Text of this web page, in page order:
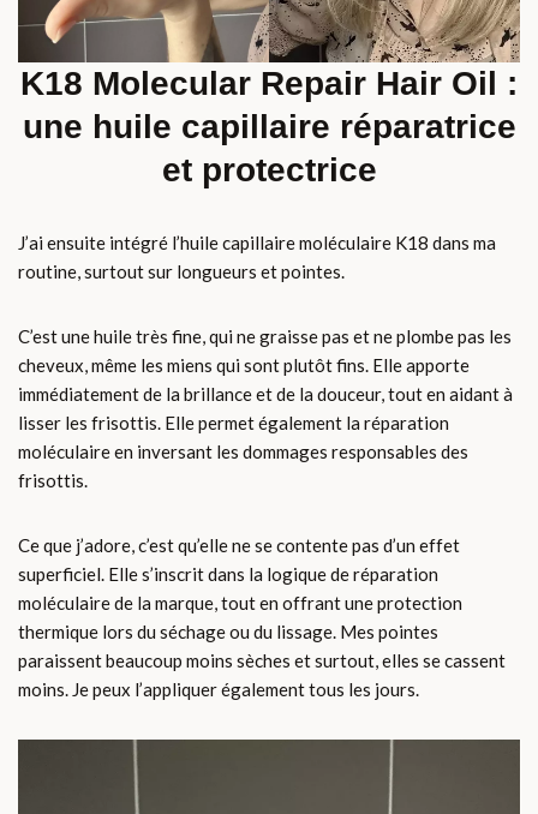
K18 Molecular Repair Hair Oil :
une huile capillaire réparatrice
et protectrice
J’ai ensuite intégré l’huile capillaire moléculaire K18 dans ma
routine, surtout sur longueurs et pointes.
C’est une huile très fine, qui ne graisse pas et ne plombe pas les
cheveux, même les miens qui sont plutôt fins. Elle apporte
immédiatement de la brillance et de la douceur, tout en aidant à
lisser les frisottis. Elle permet également la réparation
moléculaire en inversant les dommages responsables des
frisottis.
Ce que j’adore, c’est qu’elle ne se contente pas d’un effet
superficiel. Elle s’inscrit dans la logique de réparation
moléculaire de la marque, tout en offrant une protection
thermique lors du séchage ou du lissage. Mes pointes
paraissent beaucoup moins sèches et surtout, elles se cassent
moins. Je peux l’appliquer également tous les jours.